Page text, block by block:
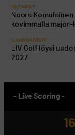
KILPAGOLF
Noora
kovimmalla
AJANKOHTAISTA
LIV Golf löysi
2027
- Live Scoring -
16